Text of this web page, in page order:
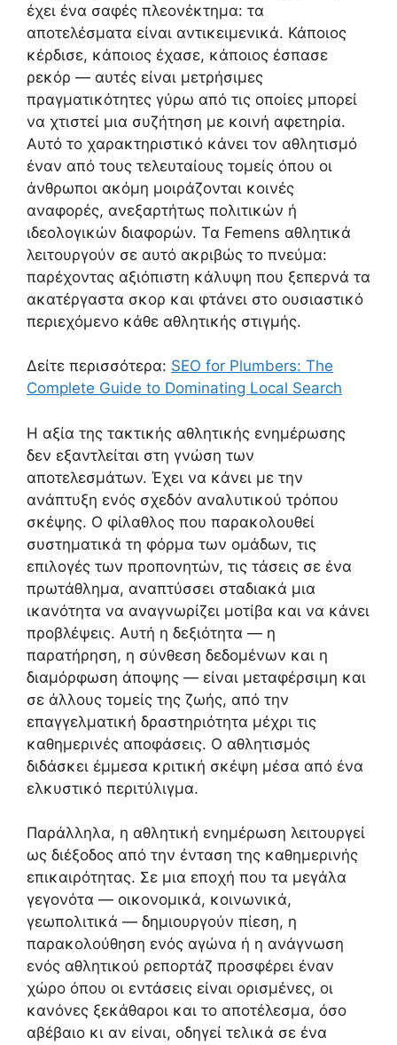
έχει ένα σαφές πλεονέκτημα: τα
αποτελέσματα είναι αντικειμενικά. Κάποιος
κέρδισε, κάποιος έχασε, κάποιος έσπασε
ρεκόρ — αυτές είναι μετρήσιμες
πραγματικότητες γύρω από τις οποίες μπορεί
να χτιστεί μια συζήτηση με κοινή αφετηρία.
Αυτό το χαρακτηριστικό κάνει τον αθλητισμό
έναν από τους τελευταίους τομείς όπου οι
άνθρωποι ακόμη μοιράζονται κοινές
αναφορές, ανεξαρτήτως πολιτικών ή
ιδεολογικών διαφορών. Τα Femens αθλητικά
λειτουργούν σε αυτό ακριβώς το πνεύμα:
παρέχοντας αξιόπιστη κάλυψη που ξεπερνά τα
ακατέργαστα σκορ και φτάνει στο ουσιαστικό
περιεχόμενο κάθε αθλητικής στιγμής.
Δείτε περισσότερα: SEO for Plumbers: The
Complete Guide to Dominating Local Search
Η αξία της τακτικής αθλητικής ενημέρωσης
δεν εξαντλείται στη γνώση των
αποτελεσμάτων. Έχει να κάνει με την
ανάπτυξη ενός σχεδόν αναλυτικού τρόπου
σκέψης. Ο φίλαθλος που παρακολουθεί
συστηματικά τη φόρμα των ομάδων, τις
επιλογές των προπονητών, τις τάσεις σε ένα
πρωτάθλημα, αναπτύσσει σταδιακά μια
ικανότητα να αναγνωρίζει μοτίβα και να κάνει
προβλέψεις. Αυτή η δεξιότητα — η
παρατήρηση, η σύνθεση δεδομένων και η
διαμόρφωση άποψης — είναι μεταφέρσιμη και
σε άλλους τομείς της ζωής, από την
επαγγελματική δραστηριότητα μέχρι τις
καθημερινές αποφάσεις. Ο αθλητισμός
διδάσκει έμμεσα κριτική σκέψη μέσα από ένα
ελκυστικό περιτύλιγμα.
Παράλληλα, η αθλητική ενημέρωση λειτουργεί
ως διέξοδος από την ένταση της καθημερινής
επικαιρότητας. Σε μια εποχή που τα μεγάλα
γεγονότα — οικονομικά, κοινωνικά,
γεωπολιτικά — δημιουργούν πίεση, η
παρακολούθηση ενός αγώνα ή η ανάγνωση
ενός αθλητικού ρεπορτάζ προσφέρει έναν
χώρο όπου οι εντάσεις είναι ορισμένες, οι
κανόνες ξεκάθαροι και το αποτέλεσμα, όσο
αβέβαιο κι αν είναι, οδηγεί τελικά σε ένα